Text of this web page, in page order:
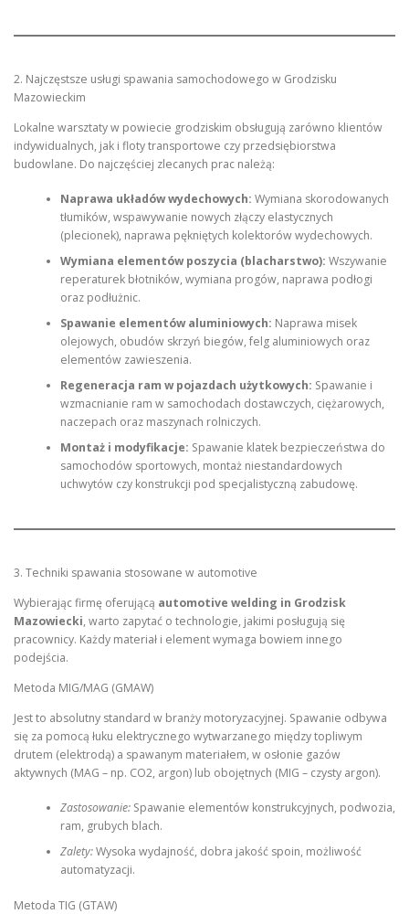
2. Najczęstsze usługi spawania samochodowego w Grodzisku
Mazowieckim
Lokalne warsztaty w powiecie grodziskim obsługują zarówno klientów
indywidualnych, jak i floty transportowe czy przedsiębiorstwa
budowlane. Do najczęściej zlecanych prac należą:
Naprawa układów wydechowych: Wymiana skorodowanych
tłumików, wspawywanie nowych złączy elastycznych
(plecionek), naprawa pękniętych kolektorów wydechowych.
Wymiana elementów poszycia (blacharstwo): Wszywanie
reperaturek błotników, wymiana progów, naprawa podłogi
oraz podłużnic.
Spawanie elementów aluminiowych: Naprawa misek
olejowych, obudów skrzyń biegów, felg aluminiowych oraz
elementów zawieszenia.
Regeneracja ram w pojazdach użytkowych: Spawanie i
wzmacnianie ram w samochodach dostawczych, ciężarowych,
naczepach oraz maszynach rolniczych.
Montaż i modyfikacje: Spawanie klatek bezpieczeństwa do
samochodów sportowych, montaż niestandardowych
uchwytów czy konstrukcji pod specjalistyczną zabudowę.
3. Techniki spawania stosowane w automotive
Wybierając firmę oferującą automotive welding in Grodzisk
Mazowiecki, warto zapytać o technologie, jakimi posługują się
pracownicy. Każdy materiał i element wymaga bowiem innego
podejścia.
Metoda MIG/MAG (GMAW)
Jest to absolutny standard w branży motoryzacyjnej. Spawanie odbywa
się za pomocą łuku elektrycznego wytwarzanego między topliwym
drutem (elektrodą) a spawanym materiałem, w osłonie gazów
aktywnych (MAG – np. CO2, argon) lub obojętnych (MIG – czysty argon).
Zastosowanie:Spawanie elementów konstrukcyjnych, podwozia,
ram, grubych blach.
Zalety:Wysoka wydajność, dobra jakość spoin, możliwość
automatyzacji.
Metoda TIG (GTAW)